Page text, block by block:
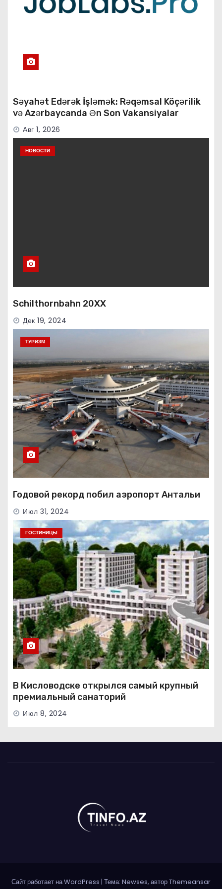
Səyahət Edərək İşləmək: Rəqəmsal Köçərilik
və Azərbaycanda Ən Son Vakansiyalar
Авг 1, 2026
НОВОСТИ
Schilthornbahn 20XX
Дек 19, 2024
ТУРИЗМ
Годовой рекорд побил аэропорт Антальи
Июл 31, 2024
ГОСТИНИЦЫ
В Кисловодске открылся самый крупный
премиальный санаторий
Июл 8, 2024
Сайт работает на WordPress | Тема: Newses, авторThemeansar